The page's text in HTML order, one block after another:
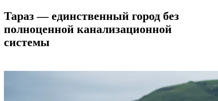
Тараз — единственный город без
полноценной канализационной
системы